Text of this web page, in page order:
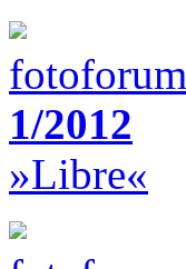
1/2012
»Libre«